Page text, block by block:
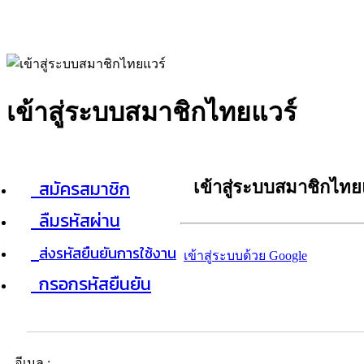
เข้าสู่ระบบสมาชิกไทยแวร์
สมัครสมาชิก
ลืมรหัสผ่าน
ส่งรหัสยืนยันการใช้งาน
กรอกรหัสยืนยัน
เข้าสู่ระบบสมาชิกไท
เข้าสู่ระบบด้วย Google